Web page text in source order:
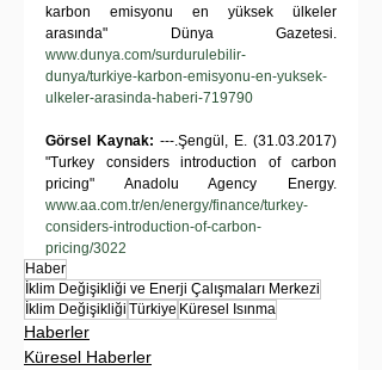
karbon emisyonu en yüksek ülkeler
www.dunya.com/surdurulebilir-
dunya/turkiye-karbon-emisyonu-en-yuksek-
ulkeler-arasinda-haberi-719790
Görsel Kaynak: ---. Şengül, E. (31.03.2017)
"Turkey considers introduction of carbon
www.aa.com.tr/en/energy/finance/turkey-
considers-introduction-of-carbon-
pricing/3022
Haber
İklim Değişikliği ve Enerji Çalışmaları Merkezi
İklim Değişikliği Türkiye Küresel Isınma
Haberler
Küresel Haberler